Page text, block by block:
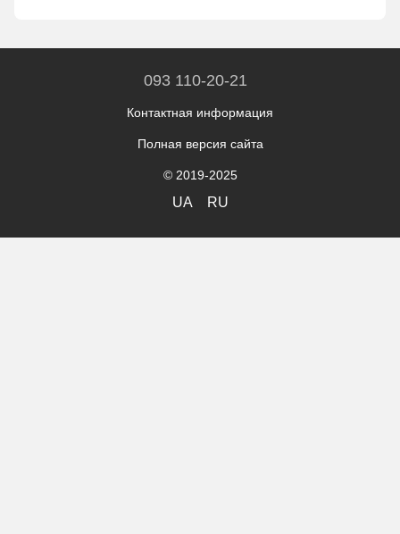
093 110-20-21
Контактная информация
Полная версия сайта
© 2019-2025
UA RU